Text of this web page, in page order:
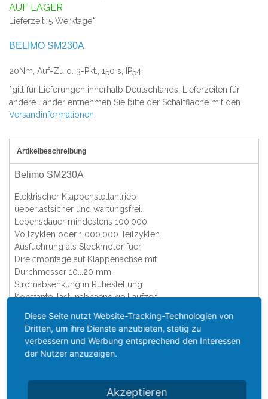
AUF LAGER
Lieferzeit: 5 Werktage*
BELIMO SM230A
20Nm, Auf-Zu o. 3-Pkt., 150 s, IP54
*gilt für Lieferungen innerhalb Deutschlands, Lieferzeiten für
andere Länder entnehmen Sie bitte der Schaltfläche mit den
Versandinformationen
Artikelbeschreibung
Belimo SM230A
Elektrischer Klappenstellantrieb
ueberlastsicher und wartungsfrei.
Lebensdauer mindestens 100.000
Vollzyklen oder 1.000.000 Teilzyklen.
Ausfuehrung als Steckmotor fuer
Direktmontage auf Klappenachse mit
Durchmesser 10...20 mm.
Stromabsenkung in Ruhestellung.
Konstante, lastunabhaengige Laufzeit.
Stellungsanzeige.
Drehmoment: min. 20 Nm @ Nennspannung
Nennspannung: AC 85...264 V, 50/60 Hz
Ansteuerung: Auf-Zu oder 3-Punkt
-Betrieb: 2,5 W @ Nennmoment
Diese Seite nutzt Website-Tracking-Technologien von
Dritten, um ihre Dienste anzubieten, stetig zu
verbessern und Werbung entsprechend den Interessen
der Nutzer anzuzeigen.
Akzeptieren